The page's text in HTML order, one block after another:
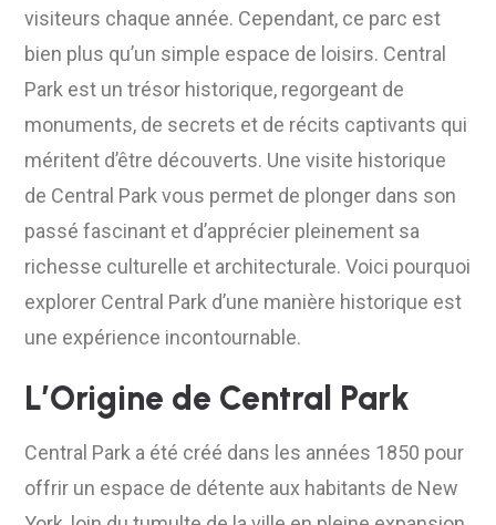
visiteurs chaque année. Cependant, ce parc est
bien plus qu’un simple espace de loisirs. Central
Park est un trésor historique, regorgeant de
monuments, de secrets et de récits captivants qui
méritent d’être découverts. Une visite historique
de Central Park vous permet de plonger dans son
passé fascinant et d’apprécier pleinement sa
richesse culturelle et architecturale. Voici pourquoi
explorer Central Park d’une manière historique est
une expérience incontournable.
L’Origine de Central Park
Central Park a été créé dans les années 1850 pour
offrir un espace de détente aux habitants de New